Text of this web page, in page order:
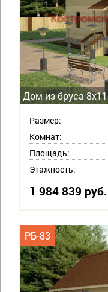
Дом из бруса 8х11
Размер:
Комнат:
Площадь:
Этажность:
1 984 839 руб.
РБ-83